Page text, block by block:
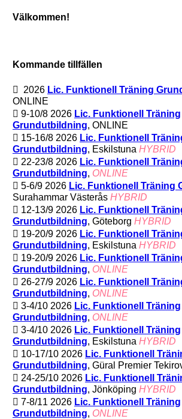
Välkommen!
Kommande tillfällen
2026 Lic. Funktionell Träning
ONLINE
9-10/8 2026 Lic. Funktionell Träning
Grundutbildning, ONLINE
15-16/8 2026 Lic. Funktionell
Grundutbildning, Eskilstuna HYBRID
22-23/8 2026 Lic. Funktionell
Grundutbildning, ONLINE
5-6/9 2026 Lic. Funktionell Träning
Surahammar Västerås HYBRID
12-13/9 2026 Lic. Funktionell
Grundutbildning, Göteborg HYBRID
19-20/9 2026 Lic. Funktionell
Grundutbildning, Eskilstuna HYBRID
19-20/9 2026 Lic. Funktionell
Grundutbildning, ONLINE
26-27/9 2026 Lic. Funktionell
Grundutbildning, ONLINE
3-4/10 2026 Lic. Funktionell Träning
Grundutbildning, ONLINE
3-4/10 2026 Lic. Funktionell Träning
Grundutbildning, Eskilstuna HYBRID
10-17/10 2026 Lic. Funktionell
Grundutbildning, Güral Premier
24-25/10 2026 Lic. Funktionell
Grundutbildning, Jönköping HYBRID
7-8/11 2026 Lic. Funktionell Träning
Grundutbildning, ONLINE